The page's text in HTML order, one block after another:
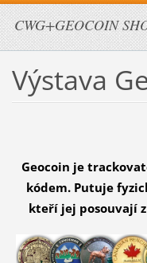
CWG+GEOCOIN
Výstava
Geocoin je
kódem. Putuje
kteří jej posouvají